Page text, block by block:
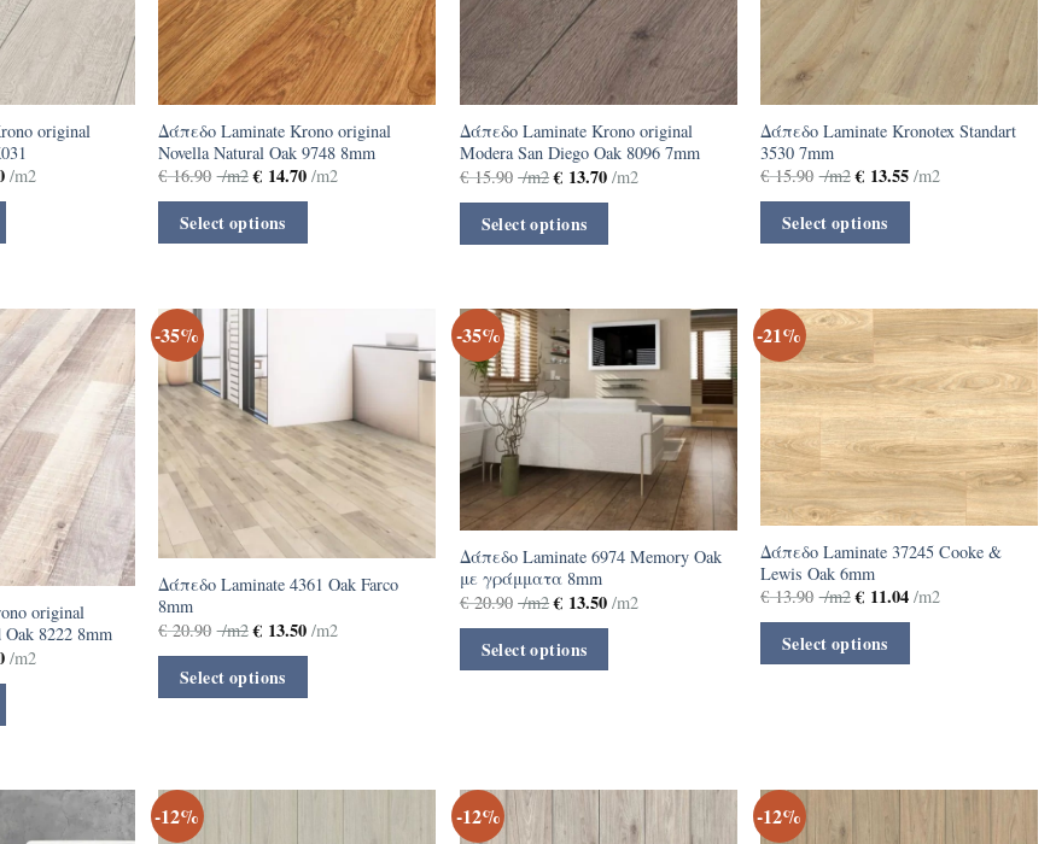
original
/m2
Δάπεδο Laminate Krono original
Novella Natural Oak 9748 8mm
€16.90 /m2 €14.70/m2
Select options
Δάπεδο Laminate Krono original
Modera San Diego Oak 8096 7mm
€15.90 /m2 € 13.70 /m2
Select options
Δάπεδο Laminate Kronotex Standart
3530 7mm
€15.90 /m2 €13.55/m2
Select options
original
8222 8mm
/m2
-35%
Δάπεδο Laminate 4361 Oak Farco
8mm
€20.90 /m2 €13.50/m2
Select options
-35%
Δάπεδο Laminate 6974 Memory Oak
με γράμματα 8mm
€20.90 /m2 € 13.50 /m2
Select options
-21%
Δάπεδο Laminate 37245 Cooke &
Lewis Oak 6mm
€13.90 /m2 €11.04/m2
Select options
-12% -12% -12%